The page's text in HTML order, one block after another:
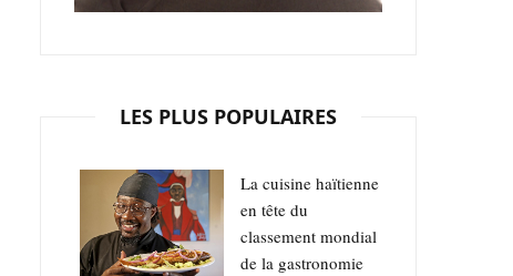
LES PLUS POPULAIRES
La cuisine haïtienne
en tête du
classement mondial
de la gastronomie